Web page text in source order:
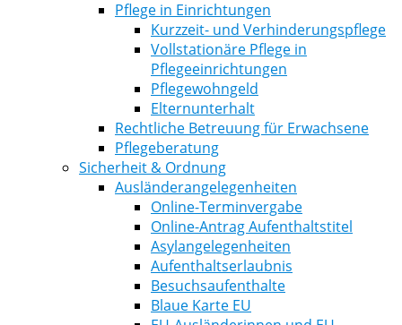
Pflege in Einrichtungen
Kurzzeit- und Verhinderungspflege
Vollstationäre Pflege in
Pflegeeinrichtungen
Pflegewohngeld
Elternunterhalt
Rechtliche Betreuung für Erwachsene
Pflegeberatung
Sicherheit & Ordnung
Ausländerangelegenheiten
Online-Terminvergabe
Online-Antrag Aufenthaltstitel
Asylangelegenheiten
Aufenthaltserlaubnis
Besuchsaufenthalte
Blaue Karte EU